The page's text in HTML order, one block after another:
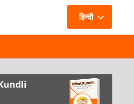
हिन्दी